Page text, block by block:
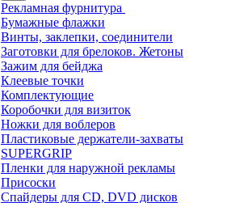
Рекламная фурнитура
Бумажные флажки
Винты, заклепки, соединители
Заготовки для брелоков. Жетоны
Зажим для бейджа
Клеевые точки
Комплектующие
Коробочки для визиток
Ножки для воблеров
Пластиковые держатели-захваты
SUPERGRIP
Пленки для наружной рекламы
Присоски
Спайдеры для CD, DVD дисков